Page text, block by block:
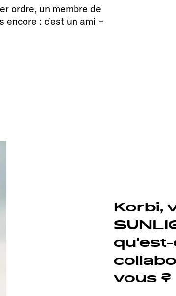
ordre, un membre de
encore : c’est un ami –
Korbi,
vous ?